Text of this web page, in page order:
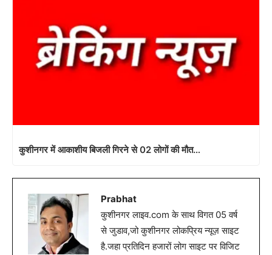
कुशीनगर में आकाशीय बिजली गिरने से 02 लोगों की मौत…
Prabhat
कुशीनगर लाइव.com के साथ विगत 05 वर्ष
से जुडाव,जो कुशीनगर लोकप्रिय न्यूज़ साइट
है.जहा प्रतिदिन हजारों लोग साइट पर विजिट